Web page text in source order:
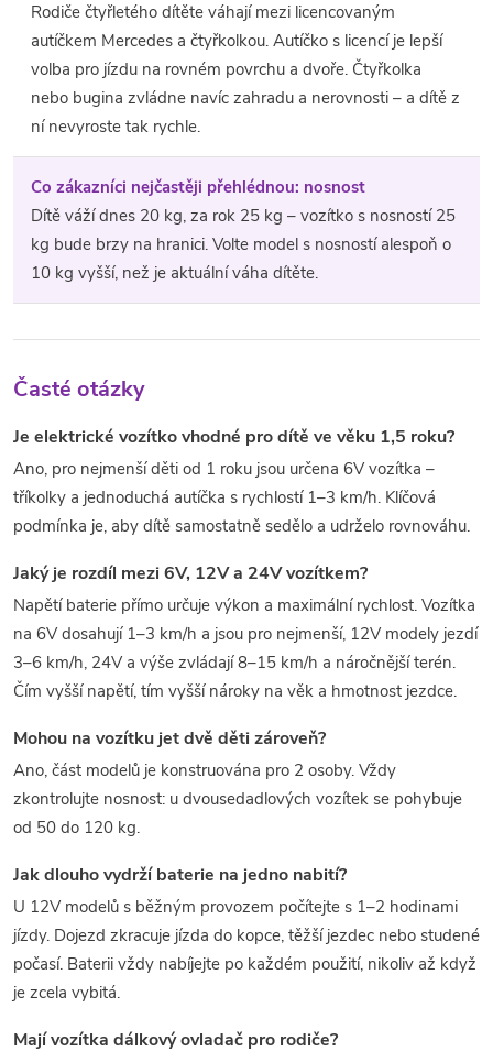
Rodiče čtyřletého dítěte váhají mezi licencovaným
autíčkem Mercedes a čtyřkolkou. Autíčko s licencí je lepší
volba pro jízdu na rovném povrchu a dvoře. Čtyřkolka
nebo bugina zvládne navíc zahradu a nerovnosti – a dítě z
ní nevyroste tak rychle.
Co zákazníci nejčastěji přehlédnou: nosnost
Dítě váží dnes 20 kg, za rok 25 kg – vozítko s nosností 25
kg bude brzy na hranici. Volte model s nosností alespoň o
10 kg vyšší, než je aktuální váha dítěte.
Časté otázky
Je elektrické vozítko vhodné pro dítě ve věku 1,5 roku?
Ano, pro nejmenší děti od 1 roku jsou určena 6V vozítka –
tříkolky a jednoduchá autíčka s rychlostí 1–3 km/h. Klíčová
podmínka je, aby dítě samostatně sedělo a udrželo rovnováhu.
Jaký je rozdíl mezi 6V, 12V a 24V vozítkem?
Napětí baterie přímo určuje výkon a maximální rychlost. Vozítka
na 6V dosahují 1–3 km/h a jsou pro nejmenší, 12V modely jezdí
3–6 km/h, 24V a výše zvládají 8–15 km/h a náročnější terén.
Čím vyšší napětí, tím vyšší nároky na věk a hmotnost jezdce.
Mohou na vozítku jet dvě děti zároveň?
Ano, část modelů je konstruována pro 2 osoby. Vždy
zkontrolujte nosnost: u dvousedadlových vozítek se pohybuje
od 50 do 120 kg.
Jak dlouho vydrží baterie na jedno nabití?
U 12V modelů s běžným provozem počítejte s 1–2 hodinami
jízdy. Dojezd zkracuje jízda do kopce, těžší jezdec nebo studené
počasí. Baterii vždy nabíjejte po každém použití, nikoliv až když
je zcela vybitá.
Mají vozítka dálkový ovladač pro rodiče?